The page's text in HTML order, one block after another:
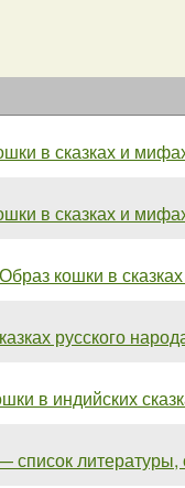
в сказках и
в сказках и
кошки в
русского
в индийских
литературы,